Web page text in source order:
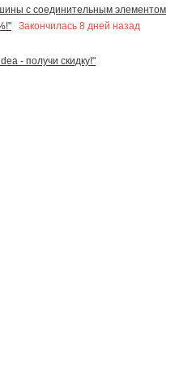
с соединительным элементом
Закончилась 8 дней назад
- получи скидку!"